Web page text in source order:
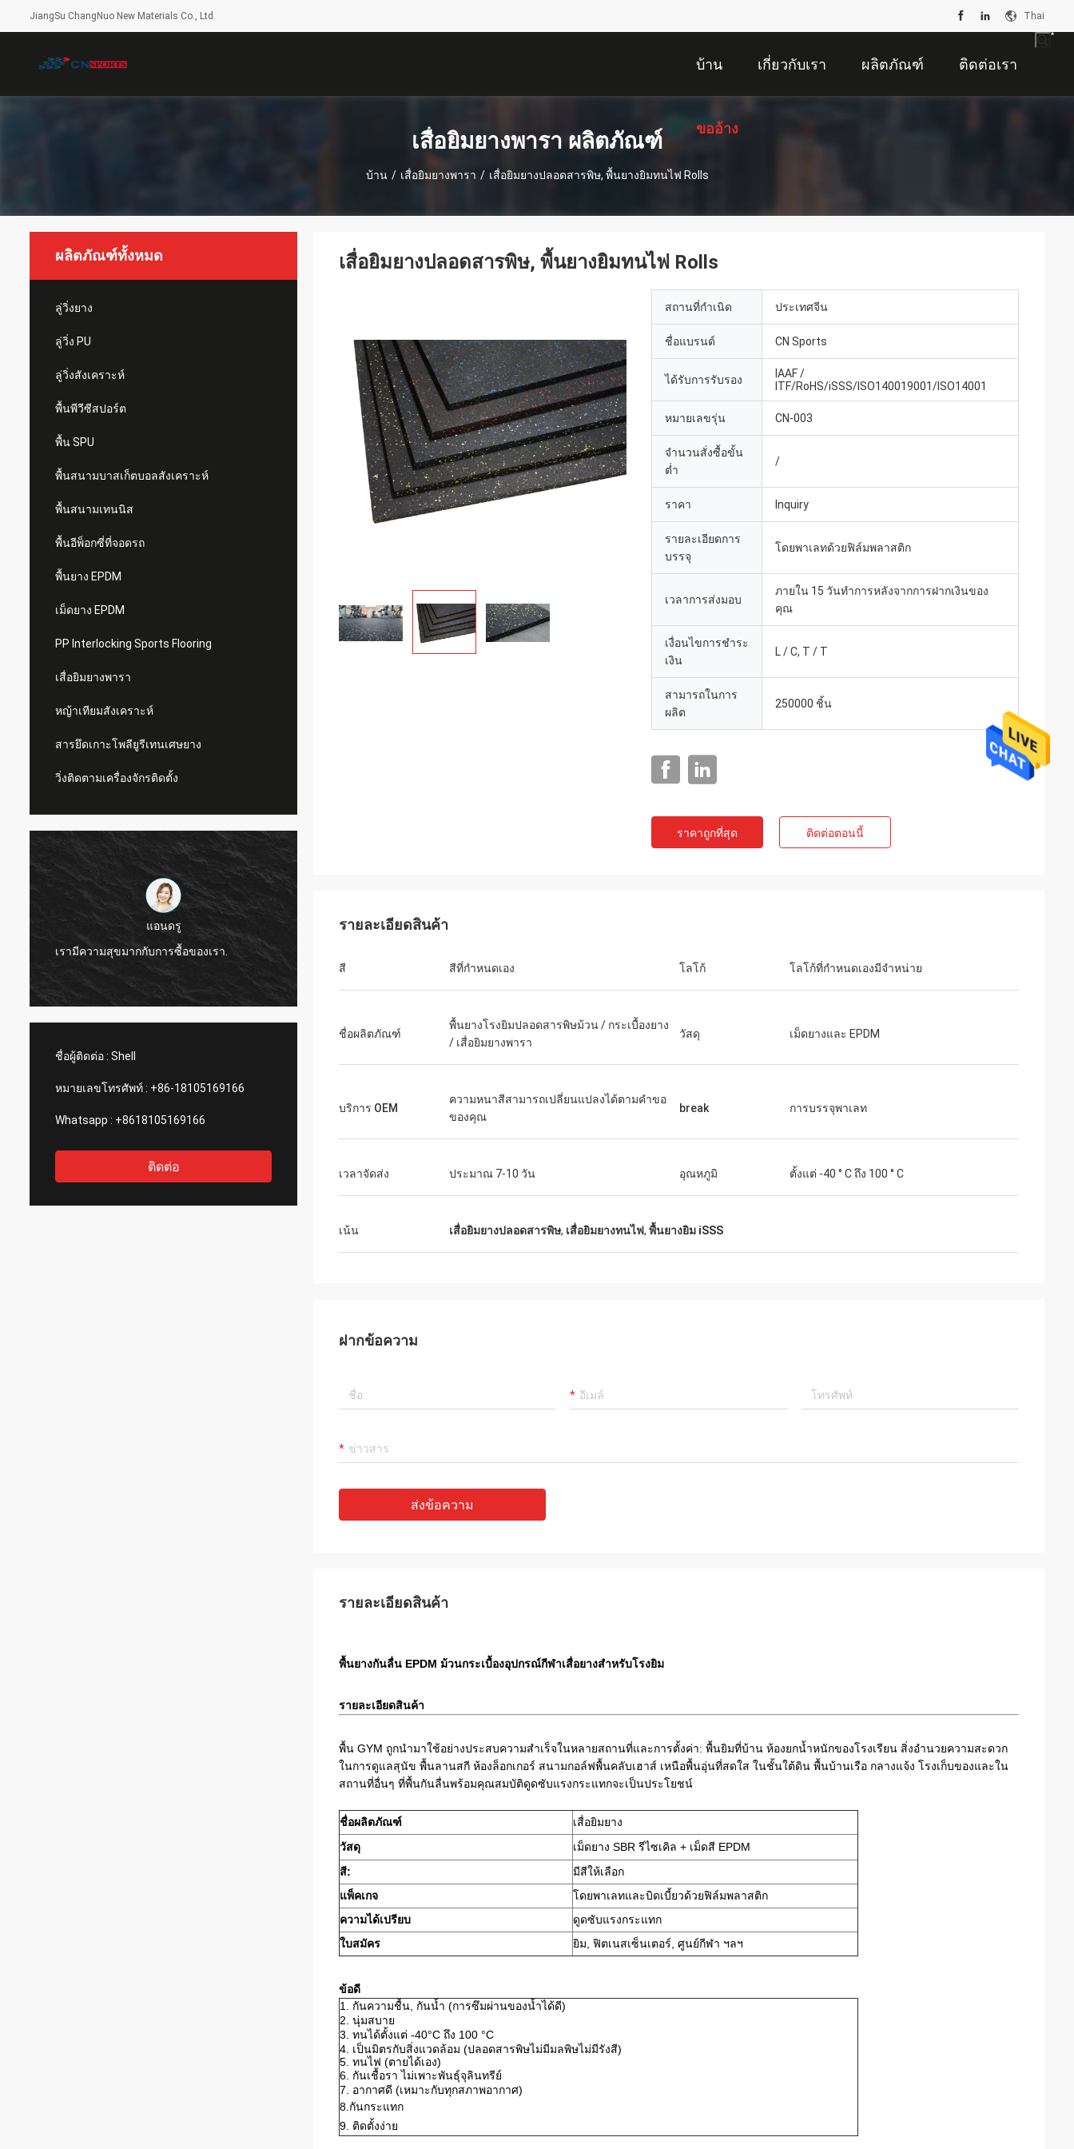
JiangSu ChangNuo New Materials Co., Ltd. Thai
บ้าน เกี่ยวกับเรา ผลิตภัณฑ์ ติดต่อเรา
ขออ้าง
เสื่อยิมยางพารา ผลิตภัณฑ์
บ้าน / เสื่อยิมยางพารา / เสื่อยิมยางปลอดสารพิษ, พื้นยางยิมทนไฟ Rolls
ผลิตภัณฑ์ทั้งหมด
ลู่วิ่งยาง
ลู่วิ่ง PU
ลู่วิ่งสังเคราะห์
พื้นพีวีซีสปอร์ต
พื้น SPU
พื้นสนามบาสเก็ตบอลสังเคราะห์
พื้นสนามเทนนิส
พื้นอีพ็อกซี่ที่จอดรถ
พื้นยาง EPDM
เม็ดยาง EPDM
PP Interlocking Sports Flooring
เสื่อยิมยางพารา
หญ้าเทียมสังเคราะห์
สารยึดเกาะโพลียูรีเทนเศษยาง
วิ่งติดตามเครื่องจักรติดตั้ง
แอนดรู
เรามีความสุขมากกับการซื้อของเรา.
แจ็คสัน
ผลิตภัณฑ์และบริการที่เป็นเลิศ
ชื่อผู้ติดต่อ : Shell
หมายเลขโทรศัพท์ : +86-18105169166
Whatsapp : +8618105169166
ติดต่อ
เสื่อยิมยางปลอดสารพิษ, พื้นยางยิมทนไฟ Rolls
สถานที่กำเนิด ประเทศจีน
ชื่อแบรนด์ CN Sports
ได้รับการรับรอง
IAAF /
ITF/RoHS/iSSS/ISO140019001/ISO14001
หมายเลขรุ่น CN-003
จำนวนสั่งซื้อขั้น
ต่ำ
/
ราคา Inquiry
รายละเอียดการ
บรรจุ
โดยพาเลทด้วยฟิล์มพลาสติก
เวลาการส่งมอบ
ภายใน 15 วันทำการหลังจากการฝากเงินของ
คุณ
เงื่อนไขการชำระ
เงิน
L / C, T / T
สามารถในการ
ผลิต
250000 ชิ้น
ราคาถูกที่สุด ติดต่อตอนนี้
รายละเอียดสินค้า
สี สีที่กำหนดเอง โลโก้ โลโก้ที่กำหนดเองมีจำหน่าย
ชื่อผลิตภัณฑ์
พื้นยางโรงยิมปลอดสารพิษม้วน / กระเบื้องยาง
/ เสื่อยิมยางพารา
วัสดุ เม็ดยางและ EPDM
บริการ OEM
ความหนาสีสามารถเปลี่ยนแปลงได้ตามคำขอ
ของคุณ
break การบรรจุพาเลท
เวลาจัดส่ง ประมาณ 7-10 วัน อุณหภูมิ ตั้งแต่ -40 ° C ถึง 100 ° C
เน้น เสื่อยิมยางปลอดสารพิษ, เสื่อยิมยางทนไฟ, พื้นยางยิม iSSS
ฝากข้อความ
ส่งข้อความ
รายละเอียดสินค้า
พื้นยางกันลื่น EPDM ม้วนกระเบื้องอุปกรณ์กีฬาเสื่อยางสำหรับโรงยิม
รายละเอียดสินค้า
พื้น GYM ถูกนำมาใช้อย่างประสบความสำเร็จในหลายสถานที่และการตั้งค่า: พื้นยิมที่บ้าน ห้องยกน้ำหนักของโรงเรียน สิ่งอำนวยความสะดวก
ในการดูแลสุนัข พื้นลานสกี ห้องล็อกเกอร์ สนามกอล์ฟพื้นคลับเฮาส์ เหนือพื้นอุ่นที่สดใส ในชั้นใต้ดิน พื้นบ้านเรือ กลางแจ้ง โรงเก็บของและใน
สถานที่อื่นๆ ที่พื้นกันลื่นพร้อมคุณสมบัติดูดซับแรงกระแทกจะเป็นประโยชน์
ชื่อผลิตภัณฑ์
เสื่อยิมยาง
วัสดุ
เม็ดยาง SBR รีไซเคิล + เม็ดสี EPDM
สี:
มีสีให้เลือก
แพ็คเกจ
โดยพาเลทและบิดเบี้ยวด้วยฟิล์มพลาสติก
ความได้เปรียบ
ดูดซับแรงกระแทก
ใบสมัคร
ยิม, ฟิตเนสเซ็นเตอร์, ศูนย์กีฬา ฯลฯ
ข้อดี
1. กันความชื้น, กันน้ำ (การซึมผ่านของน้ำได้ดี)
2. นุ่มสบาย
3. ทนได้ตั้งแต่ -40°C ถึง 100 °C
4. เป็นมิตรกับสิ่งแวดล้อม (ปลอดสารพิษไม่มีมลพิษไม่มีรังสี)
5. ทนไฟ (ตายได้เอง)
6. กันเชื้อรา ไม่เพาะพันธุ์จุลินทรีย์
7. อากาศดี (เหมาะกับทุกสภาพอากาศ)
8.กันกระแทก
9. ติดตั้งง่าย